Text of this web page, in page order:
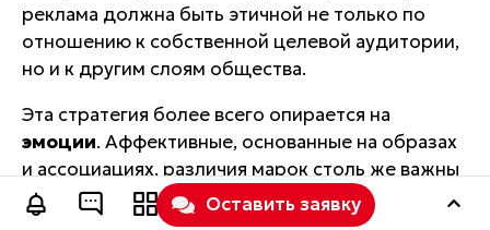
реклама должна быть этичной не только по
отношению к собственной целевой аудитории,
но и к другим слоям общества.
Эта стратегия более всего опирается на
эмоции. Аффективные, основанные на образах
и ассоциациях, различия марок столь же важны
в рекламе, как и реальные различия.
Оставить заявку